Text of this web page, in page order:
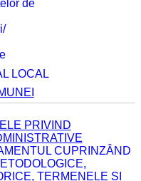
de
LOCAL
PRIVIND
CUPRINZÂND
TERMENELE ȘI